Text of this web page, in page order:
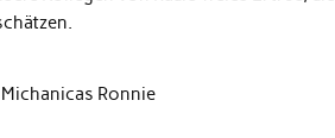
Ronnie